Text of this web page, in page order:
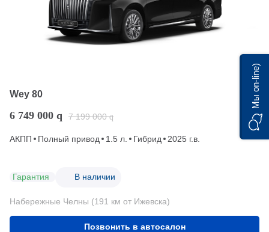
Wey 80
6 749 000 q 7 199 000 q
АКПП Полный привод 1.5 л. Гибрид 2025 г.в.
Гарантия В наличии
Набережные Челны (191 км от Ижевска)
Позвонить в автосалон
Мы on-line)